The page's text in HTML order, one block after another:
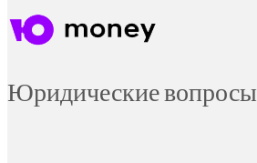
Юридические вопросы